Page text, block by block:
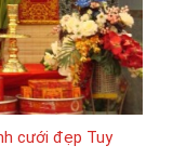
cưới đẹp Tuy